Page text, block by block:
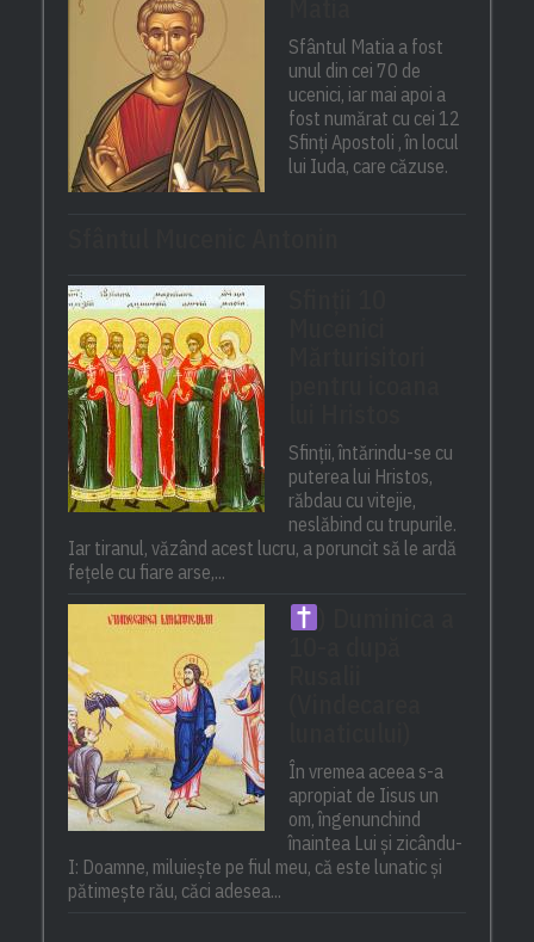
Sfântul Matia a fost
unul din cei 70 de
ucenici, iar mai apoi a
fost numărat cu cei 12
Sfinți Apostoli , în locul
lui Iuda, care căzuse.
Sfinții, întărindu-se cu
puterea lui Hristos,
răbdau cu vitejie,
neslăbind cu trupurile.
Iar tiranul, văzând acest lucru, a poruncit să le ardă
fețele cu fiare arse,...
În vremea aceea s-a
apropiat de Iisus un
om, îngenunchind
înaintea Lui și zicându-
I: Doamne, miluiește pe fiul meu, că este lunatic și
pătimește rău, căci adesea...